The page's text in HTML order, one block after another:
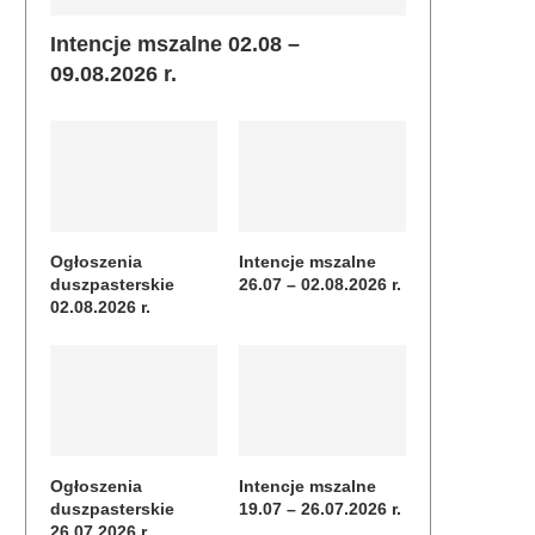
Intencje mszalne 02.08 –
09.08.2026 r.
Ogłoszenia
duszpasterskie
02.08.2026 r.
Intencje mszalne
26.07 – 02.08.2026 r.
Ogłoszenia
duszpasterskie
Intencje mszalne
19.07 – 26.07.2026 r.